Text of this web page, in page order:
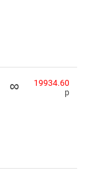
∞
19934.60
p